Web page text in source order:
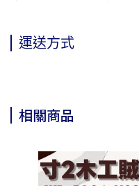
運送方式
相關商品